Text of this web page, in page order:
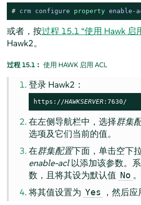
# crm configure property enable-
或者，按过程 15.1 “使用 Hawk 启
Hawk2。
过程 15.1︰ 使用 HAWK 启用 ACL
登录 Hawk2：
https://HAWKSERVER :7630/
在左侧导航栏中，选择群集
选项及它们当前的值。
在群集配置下面，单击空下
enable-acl以添加该参数。
数，且将其设为默认值 No 。
将其值设置为 Yes ，然后应